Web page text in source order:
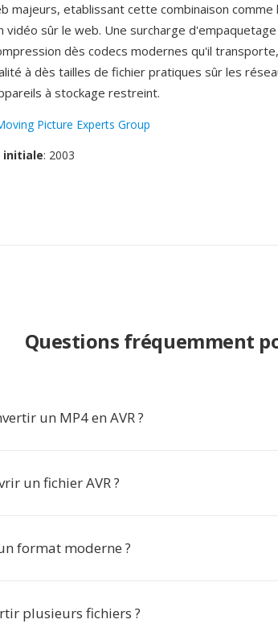
majeurs, etablissant cette combinaison comme
vidéo sûr le web. Une surcharge
dès codecs modernes qu'il
à dès tailles de fichier pratiques sûr les
à stockage restreint.
Picture Experts Group
initiale: 2003
Questions fréquemment
un MP4 en AVR ?
un fichier AVR ?
format moderne ?
plusieurs fichiers ?